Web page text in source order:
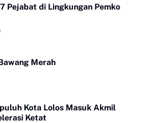
Pejabat di Lingkungan Pemko
Merah
Kota Lolos Masuk Akmil
Ketat